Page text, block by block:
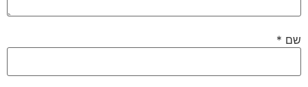
שם *